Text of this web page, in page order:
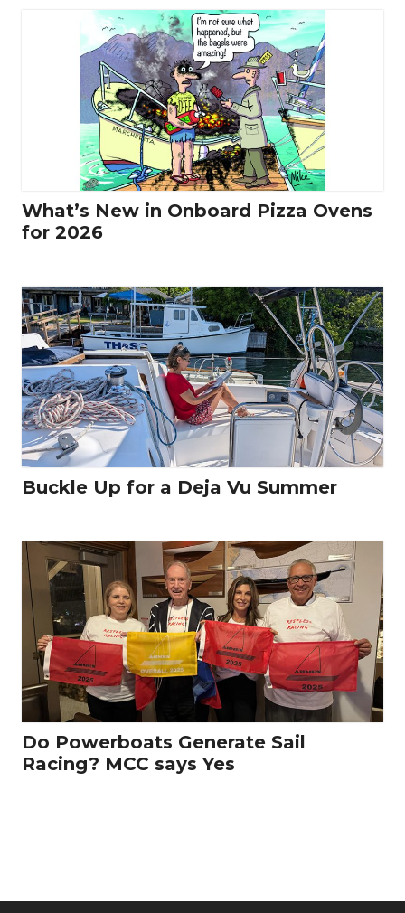
What’s New in Onboard Pizza Ovens
for 2026
Buckle Up for a Deja Vu Summer
Do Powerboats Generate Sail
Racing? MCC says Yes